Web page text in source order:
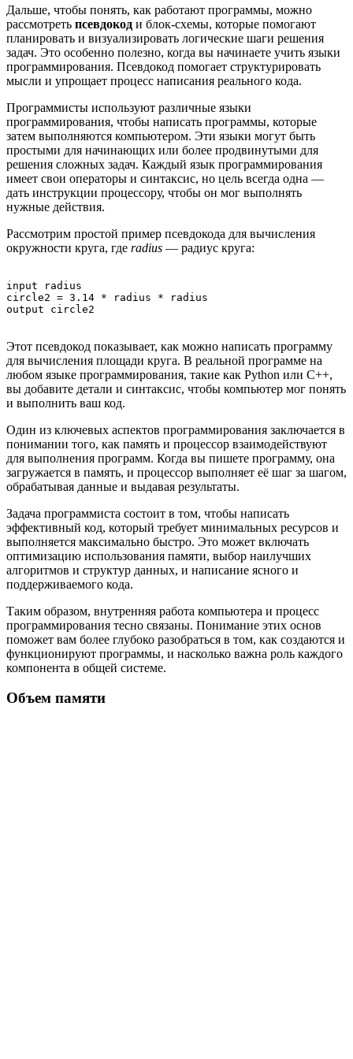
Дальше, чтобы понять, как работают программы, можно
рассмотреть псевдокод и блок-схемы, которые помогают
планировать и визуализировать логические шаги решения
задач. Это особенно полезно, когда вы начинаете учить языки
программирования. Псевдокод помогает структурировать
мысли и упрощает процесс написания реального кода.
Программисты используют различные языки
программирования, чтобы написать программы, которые
затем выполняются компьютером. Эти языки могут быть
простыми для начинающих или более продвинутыми для
решения сложных задач. Каждый язык программирования
имеет свои операторы и синтаксис, но цель всегда одна —
дать инструкции процессору, чтобы он мог выполнять
нужные действия.
Рассмотрим простой пример псевдокода для вычисления
окружности круга, где radius — радиус круга:
input radius
circle2 = 3.14 * radius * radius
Этот псевдокод показывает, как можно написать программу
для вычисления площади круга. В реальной программе на
любом языке программирования, такие как Python или C++,
вы добавите детали и синтаксис, чтобы компьютер мог понять
и выполнить ваш код.
Один из ключевых аспектов программирования заключается в
понимании того, как память и процессор взаимодействуют
для выполнения программ. Когда вы пишете программу, она
загружается в память, и процессор выполняет её шаг за шагом,
обрабатывая данные и выдавая результаты.
Задача программиста состоит в том, чтобы написать
эффективный код, который требует минимальных ресурсов и
выполняется максимально быстро. Это может включать
оптимизацию использования памяти, выбор наилучших
алгоритмов и структур данных, и написание ясного и
поддерживаемого кода.
Таким образом, внутренняя работа компьютера и процесс
программирования тесно связаны. Понимание этих основ
поможет вам более глубоко разобраться в том, как создаются и
функционируют программы, и насколько важна роль каждого
компонента в общей системе.
Объем памяти